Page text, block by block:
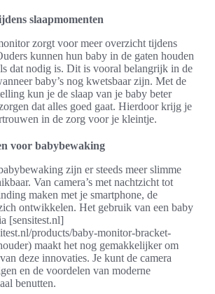
slaapmomenten
zorgt voor meer overzicht tijdens
kunnen hun baby in de gaten houden
dat nodig is. Dit is vooral belangrijk in de
baby’s nog kwetsbaar zijn. Met de
kun je de slaap van je baby beter
dat alles goed gaat. Hierdoor krijg je
in de zorg voor je kleintje.
voor babybewaking
zijn er steeds meer slimme
Van camera’s met nachtzicht tot
maken met je smartphone, de
ontwikkelen. Het gebruik van een baby
[sensitest.nl]
products/baby-monitor-bracket-
maakt het nog gemakkelijker om
deze innovaties. Je kunt de camera
en de voordelen van moderne
benutten.